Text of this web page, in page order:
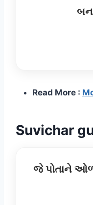
Read More :
Suvichar
જે પોતાને